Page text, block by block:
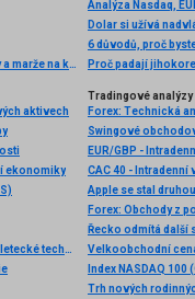
Trhu s deriváty hrozí výrazná regulace finanční páky a marže na konkrétní pozice. Každý se může postavit proti
Analýza Nasdaq,
Dolar si užívá
Proč padají
aktivech
ekonomiky
Evropský výrobce letecké techniky
Tradingové analýzy
Forex: Technická
Swingové
EUR/GBP -
CAC 40 - Intradenní
Forex: Obchody z
Řecko odmítá další
Index NASDAQ
Trh nových